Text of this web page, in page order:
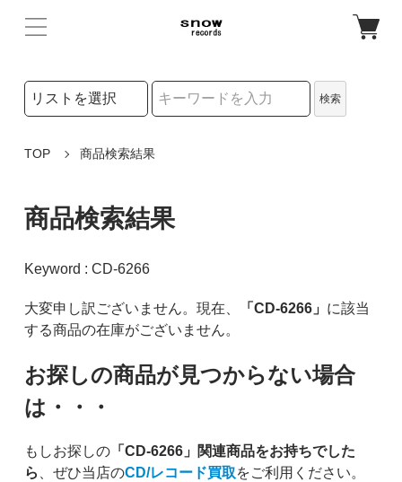
検索リストの選択
検索
TOP 商品検索結果
商品検索結果
Keyword : CD-6266
大変申し訳ございません。現在、 「CD-6266」 に該当
する商品の在庫がございません。
お探しの商品が見つからない場合
は・・・
もしお探しの「CD-6266」関連商品をお持ちでした
ら 、ぜひ当店のCD/レコード買取をご利用ください。